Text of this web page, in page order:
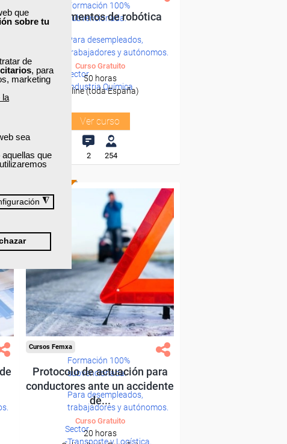
que
sobre tu
de
, para
marketing
la
sea
que
◮
Formación 100%
subvencionada.
Para desempleados,
trabajadores y autónomos.
Sector
-Industria Química.
Fundamentos de robótica
Curso Gratuito
50 horas
Online (toda España)
Ver curso
2 254
ONLINE
Formación 100%
subvencionada.
Para desempleados,
trabajadores y autónomos.
Sector
-Transporte y Logística.
Cursos Femxa
Protocolo de actuación para
conductores ante un accidente
de...
Curso Gratuito
20 horas